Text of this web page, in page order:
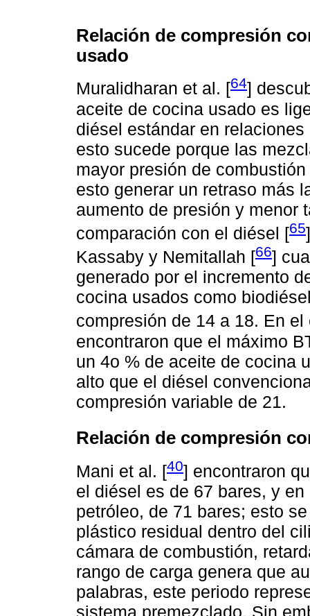
Relación de compresión
usado
Muralidharan et al. [64]
aceite de cocina usado es
diésel estándar en
esto sucede porque las
mayor presión de
esto generar un retraso más
aumento de presión y menor
comparación con el diésel [65
Kassaby y Nemitallah [66]
generado por el incremento
cocina usados como
compresión de 14 a 18. En
encontraron que el máximo
un 4o % de aceite de cocina
alto que el diésel
compresión variable de 21.
Relación de compresión
Mani et al. [40] encontraron
el diésel es de 67 bares, y
petróleo, de 71 bares; esto
plástico residual dentro del
cámara de combustión,
rango de carga genera que
palabras, este periodo
sistema premezclado. Sin